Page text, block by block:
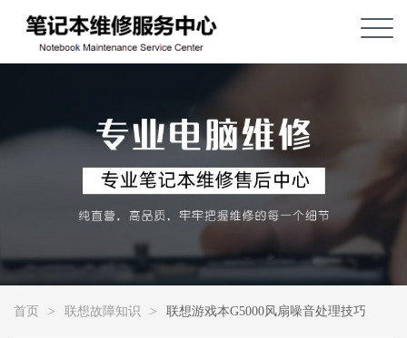
首页 > 联想故障知识 > 联想游戏本G5000风扇噪音处理技巧